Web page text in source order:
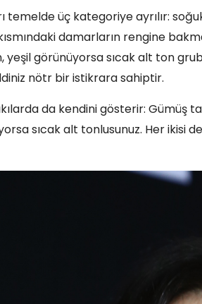
temelde üç kategoriye ayrılır:
damarların rengine
görünüyorsa sıcak alt ton
nötr bir istikrara sahiptir.
da kendini gösterir: Gümüş
sıcak alt tonlusunuz. Her ikisi